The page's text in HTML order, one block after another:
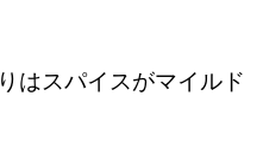
はスパイスがマイルド